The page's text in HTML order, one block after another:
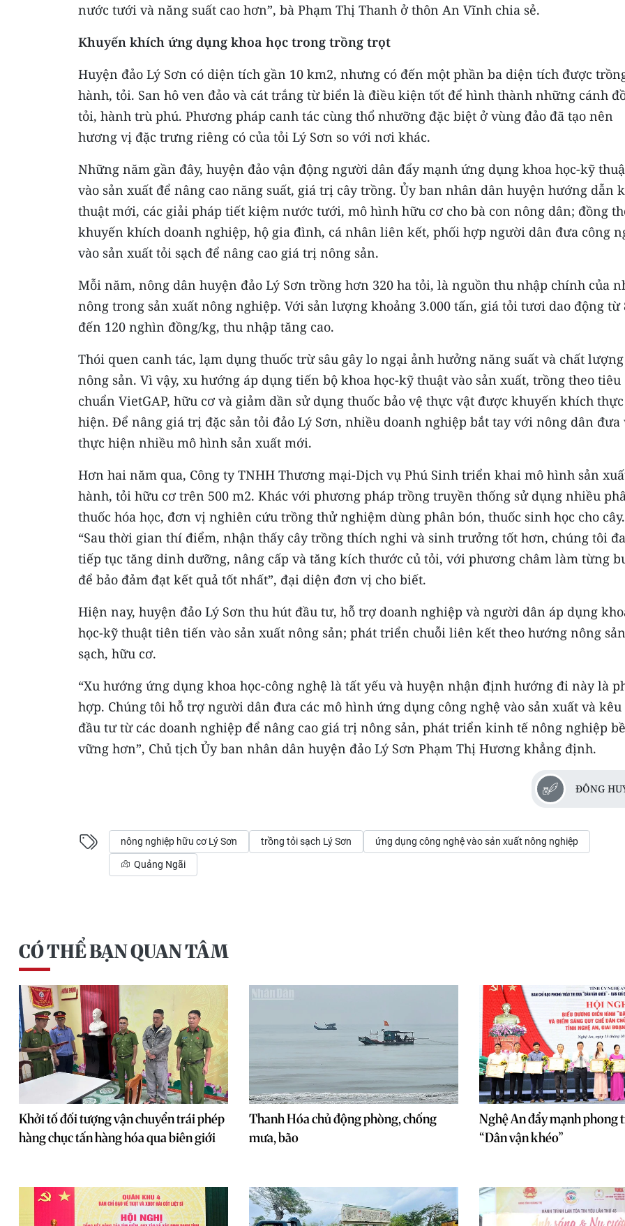
nước tưới và năng suất cao hơn”, bà Phạm Thị Thanh ở thôn An Vĩnh chia sẻ.
Khuyến khích ứng dụng khoa học trong trồng trọt
Huyện đảo Lý Sơn có diện tích gần 10 km2, nhưng có đến một phần ba diện tích được
hành, tỏi. San hô ven đảo và cát trắng từ biển là điều kiện tốt để hình thành những cánh
tỏi, hành trù phú. Phương pháp canh tác cùng thổ nhưỡng đặc biệt ở vùng đảo đã tạo nên
hương vị đặc trưng riêng có của tỏi Lý Sơn so với nơi khác.
Những năm gần đây, huyện đảo vận động người dân đẩy mạnh ứng dụng khoa học-kỹ
vào sản xuất để nâng cao năng suất, giá trị cây trồng. Ủy ban nhân dân huyện hướng dẫn
thuật mới, các giải pháp tiết kiệm nước tưới, mô hình hữu cơ cho bà con nông dân; đồng
khuyến khích doanh nghiệp, hộ gia đình, cá nhân liên kết, phối hợp người dân đưa công
vào sản xuất tỏi sạch để nâng cao giá trị nông sản.
Mỗi năm, nông dân huyện đảo Lý Sơn trồng hơn 320 ha tỏi, là nguồn thu nhập chính của
nông trong sản xuất nông nghiệp. Với sản lượng khoảng 3.000 tấn, giá tỏi tươi dao động từ
đến 120 nghìn đồng/kg, thu nhập tăng cao.
Thói quen canh tác, lạm dụng thuốc trừ sâu gây lo ngại ảnh hưởng năng suất và chất lượng
nông sản. Vì vậy, xu hướng áp dụng tiến bộ khoa học-kỹ thuật vào sản xuất, trồng theo tiêu
chuẩn VietGAP, hữu cơ và giảm dần sử dụng thuốc bảo vệ thực vật được khuyến khích thực
hiện. Để nâng giá trị đặc sản tỏi đảo Lý Sơn, nhiều doanh nghiệp bắt tay với nông dân đưa
thực hiện nhiều mô hình sản xuất mới.
Hơn hai năm qua, Công ty TNHH Thương mại-Dịch vụ Phú Sinh triển khai mô hình sản
hành, tỏi hữu cơ trên 500 m2. Khác với phương pháp trồng truyền thống sử dụng nhiều
thuốc hóa học, đơn vị nghiên cứu trồng thử nghiệm dùng phân bón, thuốc sinh học cho cây.
“Sau thời gian thí điểm, nhận thấy cây trồng thích nghi và sinh trưởng tốt hơn, chúng tôi
tiếp tục tăng dinh dưỡng, nâng cấp và tăng kích thước củ tỏi, với phương châm làm từng
để bảo đảm đạt kết quả tốt nhất”, đại diện đơn vị cho biết.
Hiện nay, huyện đảo Lý Sơn thu hút đầu tư, hỗ trợ doanh nghiệp và người dân áp dụng
học-kỹ thuật tiên tiến vào sản xuất nông sản; phát triển chuỗi liên kết theo hướng nông sản
sạch, hữu cơ.
“Xu hướng ứng dụng khoa học-công nghệ là tất yếu và huyện nhận định hướng đi này là
hợp. Chúng tôi hỗ trợ người dân đưa các mô hình ứng dụng công nghệ vào sản xuất và kêu
đầu tư từ các doanh nghiệp để nâng cao giá trị nông sản, phát triển kinh tế nông nghiệp
vững hơn”, Chủ tịch Ủy ban nhân dân huyện đảo Lý Sơn Phạm Thị Hương khẳng định.
ĐÔNG
nông nghiệp hữu cơ Lý Sơn trồng tỏi sạch Lý Sơn ứng dụng công nghệ vào sản xuất nông nghiệp
Quảng Ngãi
CÓ THỂ BẠN QUAN TÂM
Khởi tố đối tượng vận chuyển trái phép
hàng chục tấn hàng hóa qua biên giới
Thanh Hóa chủ động phòng, chống
mưa, bão
Nghệ An đẩy mạnh phong
“Dân vận khéo”